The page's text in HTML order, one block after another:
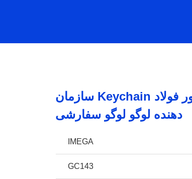
لوگو سفارشی سیلیور فولاد Keychain سازمان
دهنده لوگو لوگو سفارشی
IMEGA
GC143